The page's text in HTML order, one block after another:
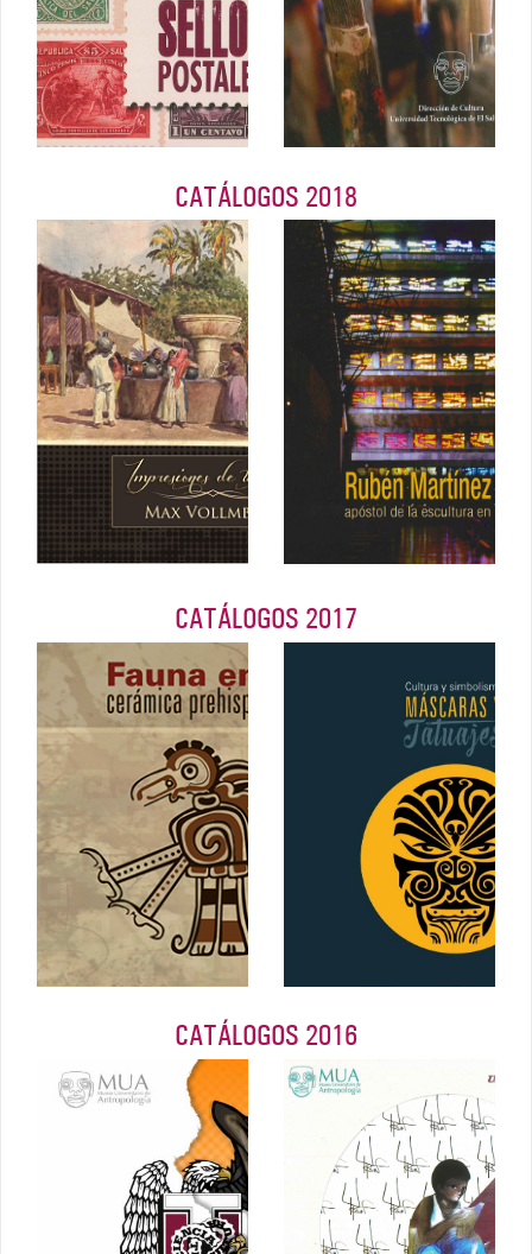
2019
2019
CATÁLOGOS 2018
Max Vollmverg
- Impresiones
de un viaje
Marzo 2018
Rubén
Martínez
Bulnes,
apóstol de la
escultura en El
Salvador
2018
CATÁLOGOS 2017
Fauna en la
cerámica
prehispánica
Septiembre
2017
Cultura y
simbolismo
Máscaras y
tatuajes
Abril 2017
CATÁLOGOS 2016
35/Diez
Trascendencia
y cultura
Entre 2
Mundos.
Pedro Ipiña